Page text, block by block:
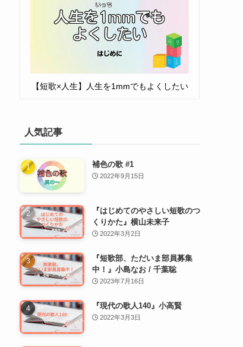
【短歌×人生】人生を1mmでもよくしたい
人気記事
補色の歌 #1
2022年9月15日
『はじめてのやさしい短歌のつ
くりかた』横山未来子
2022年3月2日
『短歌部、ただいま部員募集
中！』小島なお / 千葉聡
2023年7月16日
『現代の歌人140』小高賢
2022年3月3日